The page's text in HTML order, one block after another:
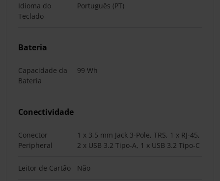
Idioma do
Teclado
Português (PT)
Bateria
Capacidade da
Bateria
99 Wh
Conectividade
Conector
Peripheral
1 x 3,5 mm Jack 3-Pole, TRS, 1 x RJ-45,
2 x USB 3.2 Tipo-A, 1 x USB 3.2 Tipo-C
Leitor de Cartão Não